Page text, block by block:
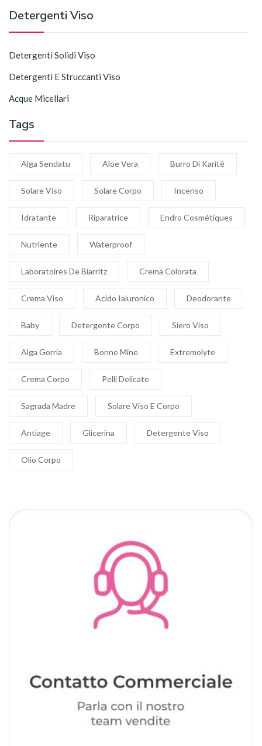
Detergenti Viso
Detergenti Solidi Viso
Detergenti E Struccanti Viso
Acque Micellari
Tags
Alga Sendatu Aloe Vera Burro Di Karité
Solare Viso Solare Corpo Incenso
Idratante Riparatrice Endro Cosmétiques
Nutriente Waterproof
Laboratoires De Biarritz Crema Colorata
Crema Viso Acido Ialuronico Deodorante
Baby Detergente Corpo Siero Viso
Alga Gorria Bonne Mine Extremolyte
Crema Corpo Pelli Delicate
Sagrada Madre Solare Viso E Corpo
Antiage Glicerina Detergente Viso
Olio Corpo